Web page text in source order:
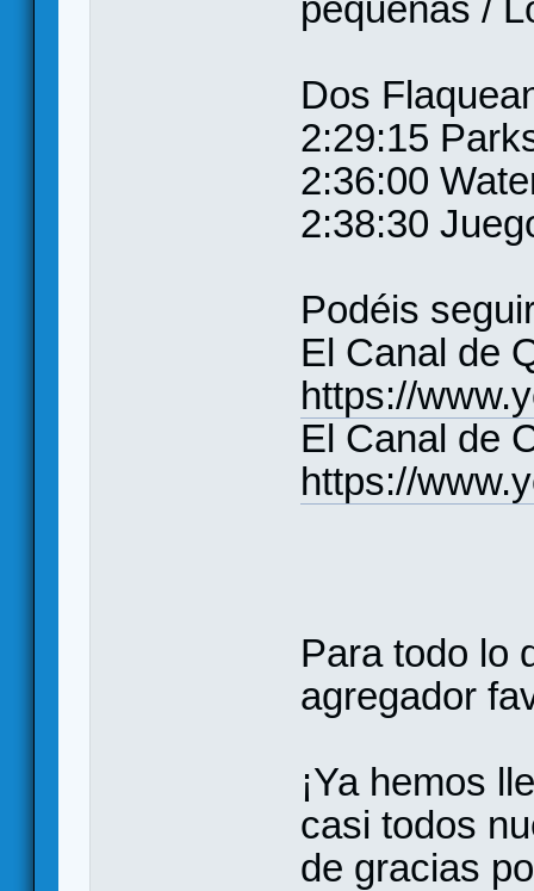
pequeñas /
Dos
2:29:15
2:36:00
2:38:30
Podéis
El Canal de
https://
El Canal de
https://
Para todo lo
agregador
¡Ya hemos
casi todos
de gracias